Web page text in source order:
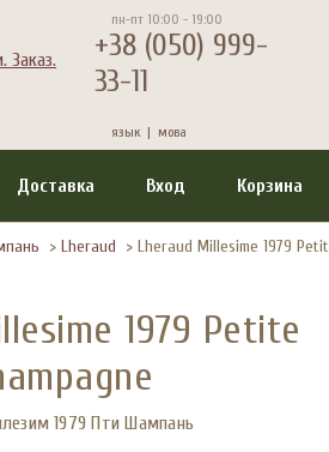
пн-пт 10:00 - 19:00
+38 (050) 999-
33-11
язык | мова
Доставка Вход Корзина
> Lheraud > Lheraud Millesime 1979
1979 Petite
1979 Пти Шампань